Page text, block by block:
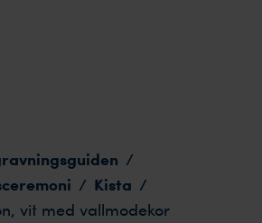
/
/ Kista /
vit med vallmodekor